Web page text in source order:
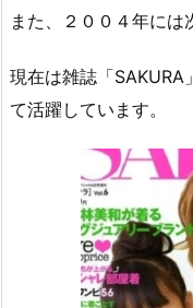
また、２００４年には
現在は雑誌「SAKURA
て活躍しています。